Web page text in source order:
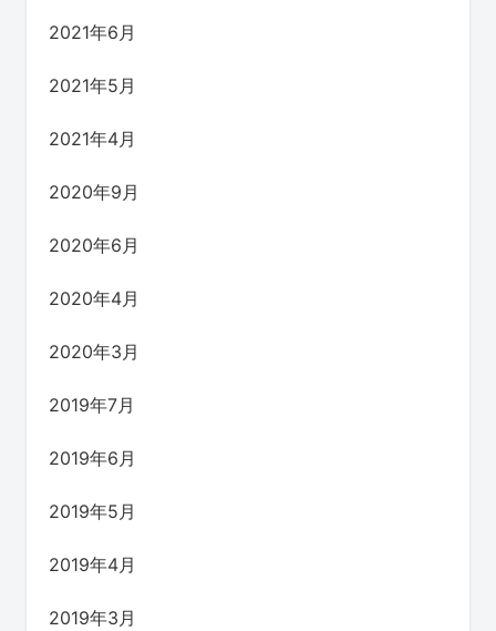
2021年6月
2021年5月
2021年4月
2020年9月
2020年6月
2020年4月
2020年3月
2019年7月
2019年6月
2019年5月
2019年4月
2019年3月